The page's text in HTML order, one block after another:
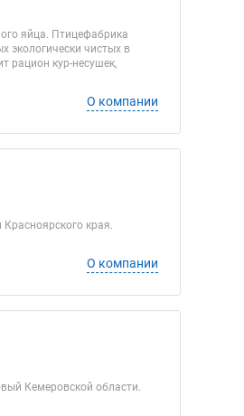
яйца. Птицефабрика
экологически чистых в
рацион кур-несушек,
О компании
края.
О компании
Кемеровской области.